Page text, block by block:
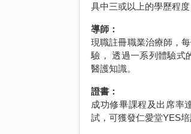
具中三或以上的學歷程度
導師：
現職註冊職業治療師，
驗， 透過一系列體驗式
醫護知識。
證書：
成功修畢課程及出席率
試，可獲發仁愛堂YES培